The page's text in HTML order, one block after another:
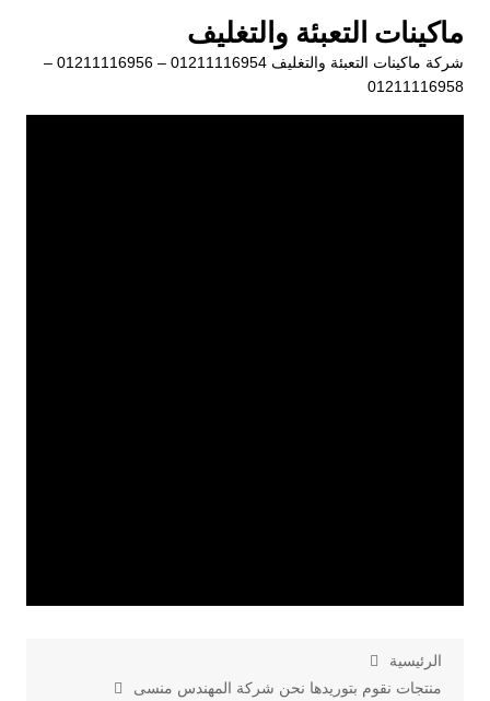
المحتوى
ماكينات التعبئة والتغليف
شركة ماكينات التعبئة والتغليف 01211116954 – 01211116956 –
01211116958
الرئيسية
منتجات نقوم بتوريدها نحن شركة المهندس منسى